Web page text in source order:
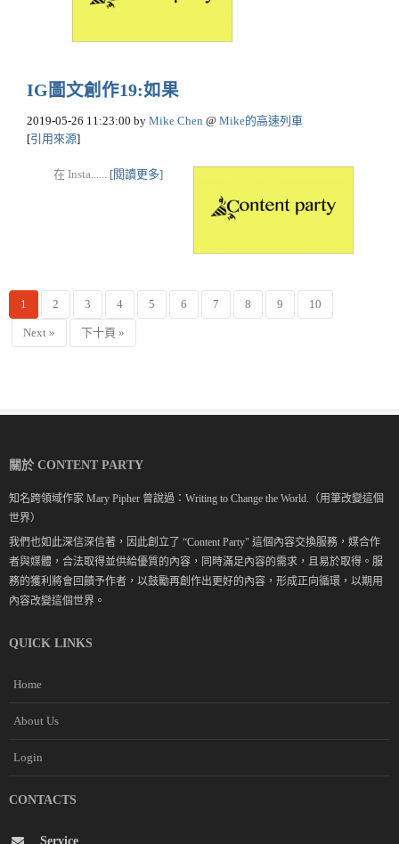
IG圖文創作19:如果
2019-05-26 11:23:00 by Mike Chen @ Mike的高速列車
[引用來源]
在 Insta...... [閱讀更多]
1 2 3 4 5 6 7 8 9 10
Next » 下十頁 »
關於 CONTENT PARTY
知名跨領域作家 Mary Pipher 曾說過：Writing to Change the World.（用筆改變這個
世界）
我們也如此深信深信著，因此創立了 “Content Party" 這個內容交換服務，媒合作
者與媒體，合法取得並供給優質的內容，同時滿足內容的需求，且易於取得。服
務的獲利將會回饋予作者，以鼓勵再創作出更好的內容，形成正向循環，以期用
內容改變這個世界。
QUICK LINKS
Home
About Us
Login
CONTACTS
Service